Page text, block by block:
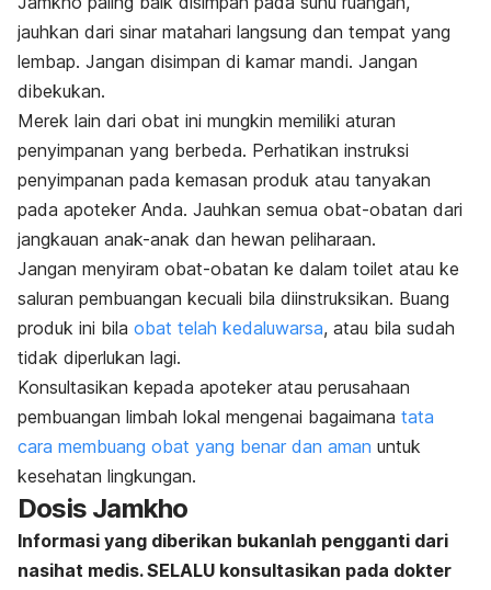
jauhkan dari sinar matahari langsung dan tempat yang
lembap. Jangan disimpan di kamar mandi. Jangan
dibekukan.
Merek lain dari obat ini mungkin memiliki aturan
penyimpanan yang berbeda. Perhatikan instruksi
penyimpanan pada kemasan produk atau tanyakan
pada apoteker Anda. Jauhkan semua obat-obatan dari
jangkauan anak-anak dan hewan peliharaan.
Jangan menyiram obat-obatan ke dalam toilet atau ke
saluran pembuangan kecuali bila diinstruksikan. Buang
produk ini bila obat telah kedaluwarsa, atau bila sudah
tidak diperlukan lagi.
Konsultasikan kepada apoteker atau perusahaan
pembuangan limbah lokal mengenai bagaimana tata
cara membuang obat yang benar dan aman untuk
kesehatan lingkungan.
Dosis Jamkho
Informasi yang diberikan bukanlah pengganti dari
nasihat medis. SELALU konsultasikan pada dokter